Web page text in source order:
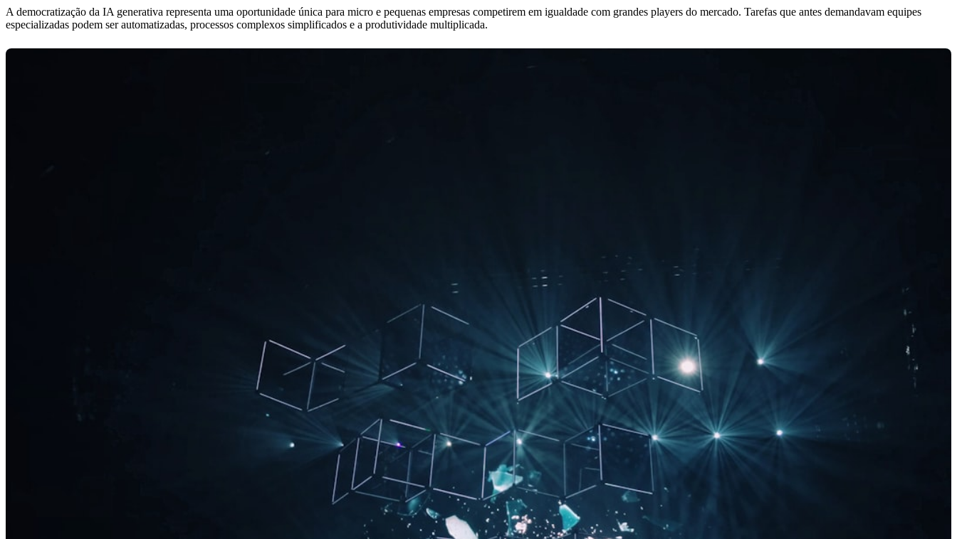
A democratização da IA generativa representa uma oportunidade única para micro e pequenas empresas competirem em igualdade com grandes players do mercado. Tarefas que antes demandavam equipes
especializadas podem ser automatizadas, processos complexos simplificados e a produtividade multiplicada.